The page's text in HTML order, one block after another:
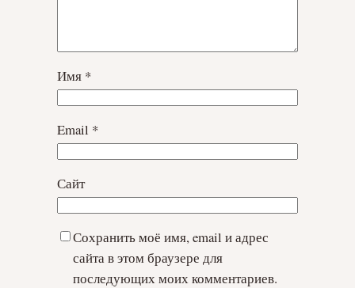
Имя *
Email *
Сайт
Сохранить моё имя, email и адрес
сайта в этом браузере для
последующих моих комментариев.